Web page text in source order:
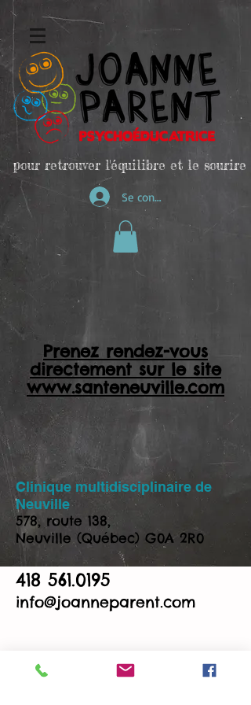
pour retrouver l'équilibre et le sourire
Se connecter
Prenez rendez-vous
directement sur le site
www.santeneuville.com
Clinique multidisciplinaire de
Neuville
578, route 138,
Neuville (Québec) G0A 2R0
418 561.0195
info@joanneparent.com